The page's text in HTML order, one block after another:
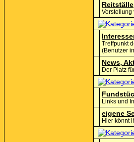
Reitställe
Vorstellung
Treffpunkt
(Benutzer
News,
Der Platz
Links und
eigene
Hier könnt